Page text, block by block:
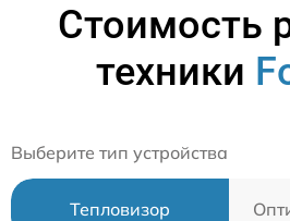
Стоимость
техники
Выберите тип устройства
Тепловизор